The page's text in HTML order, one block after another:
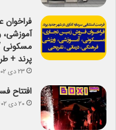
فراخوان
آموزشی،
مسکونی
پرند +
۲۳ دی ۱۴۰۲
افتتاح
۲۰ دی ۱۴۰۲